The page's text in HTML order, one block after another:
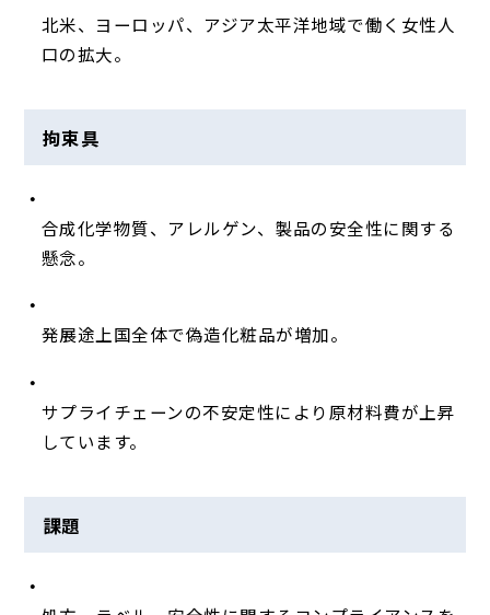
北米、ヨーロッパ、アジア太平洋地域で働く女性人
口の拡大。
拘束具
合成化学物質、アレルゲン、製品の安全性に関する
懸念。
発展途上国全体で偽造化粧品が増加。
サプライチェーンの不安定性により原材料費が上昇
しています。
課題